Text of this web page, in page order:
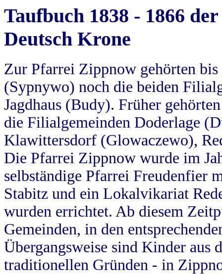
Taufbuch 1838 - 1866
Deutsch Krone
Zur Pfarrei Zippnow gehörten
(Sypnywo) noch die beiden
Jagdhaus (Budy). Früher
die Filialgemeinden Doderlage
Klawittersdorf (Glowaczewo),
Die Pfarrei Zippnow wurde im
selbständige Pfarrei Freudenfier
Stabitz und ein Lokalvikariat
wurden errichtet. Ab diesem
Gemeinden, in den
Übergangsweise sind Kinder aus
traditionellen Gründen - in